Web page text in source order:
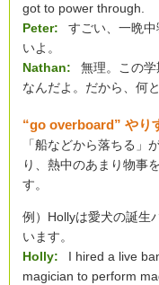
got to power through.
Peter:
すごい、一晩
いよ。
Nathan:
無理。この
なんだよ。だから、何
“go overboard” やり
「船などから落ちる」
り、熱中のあまり物事
す。
例）Hollyは愛犬の誕生
います。
Holly:
I hired a live
magician to perform